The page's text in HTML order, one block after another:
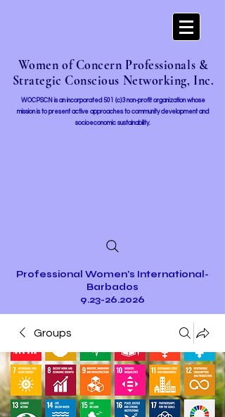
Women of Concern Professionals &
Strategic Conscious Networking, Inc.
WOCPSCN is an incorporated 501 (c)3 non-profit organization whose
mission is to present active approaches to community development and
socioeconomic sustainability.
Professional Women's International-
Barbados
9.23-26.2026
Groups